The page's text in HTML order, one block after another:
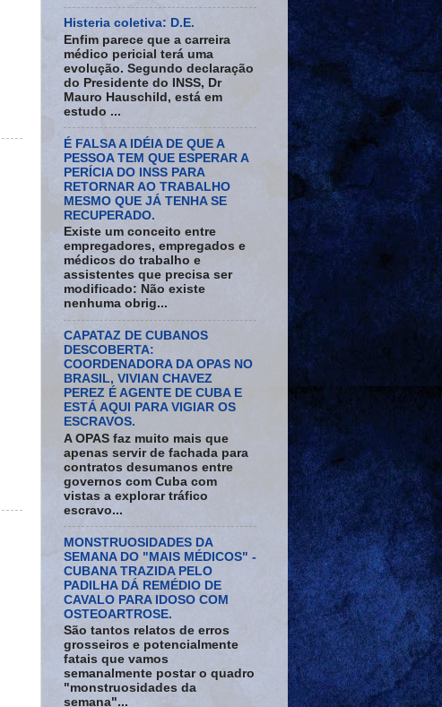
Histeria coletiva: D.E.
Enfim parece que a carreira
médico pericial terá uma
evolução. Segundo declaração
do Presidente do INSS, Dr
Mauro Hauschild, está em
estudo ...
É FALSA A IDÉIA DE QUE A
PESSOA TEM QUE ESPERAR A
PERÍCIA DO INSS PARA
RETORNAR AO TRABALHO
MESMO QUE JÁ TENHA SE
RECUPERADO.
Existe um conceito entre
empregadores, empregados e
médicos do trabalho e
assistentes que precisa ser
modificado: Não existe
nenhuma obrig...
CAPATAZ DE CUBANOS
DESCOBERTA:
COORDENADORA DA OPAS NO
BRASIL, VIVIAN CHAVEZ
PEREZ É AGENTE DE CUBA E
ESTÁ AQUI PARA VIGIAR OS
ESCRAVOS.
A OPAS faz muito mais que
apenas servir de fachada para
contratos desumanos entre
governos com Cuba com
vistas a explorar tráfico
escravo...
MONSTRUOSIDADES DA
SEMANA DO "MAIS MÉDICOS" -
CUBANA TRAZIDA PELO
PADILHA DÁ REMÉDIO DE
CAVALO PARA IDOSO COM
OSTEOARTROSE.
São tantos relatos de erros
grosseiros e potencialmente
fatais que vamos
semanalmente postar o quadro
"monstruosidades da
semana"...